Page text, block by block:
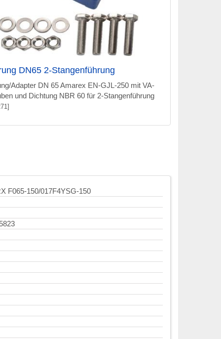
DN65 2-Stangenführung
Adapter DN 65 Amarex EN-GJL-250 mit VA-
und Dichtung NBR 60 für 2-Stangenführung
F065-150/017F4YSG-150